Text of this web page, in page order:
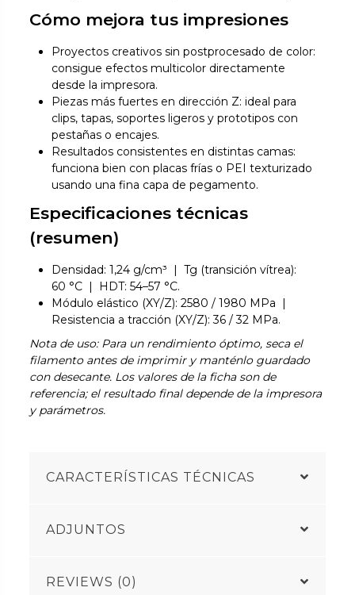
Cómo mejora tus impresiones
Proyectos creativos sin postprocesado de color:
consigue efectos multicolor directamente
desde la impresora.
Piezas más fuertes en dirección Z: ideal para
clips, tapas, soportes ligeros y prototipos con
pestañas o encajes.
Resultados consistentes en distintas camas:
funciona bien con placas frías o PEI texturizado
usando una fina capa de pegamento.
Especificaciones técnicas
(resumen)
Densidad: 1,24 g/cm³ | Tg (transición vítrea):
60 °C | HDT: 54–57 °C.
Módulo elástico (XY/Z): 2580 / 1980 MPa |
Resistencia a tracción (XY/Z): 36 / 32 MPa.
Nota de uso: Para un rendimiento óptimo, seca el
filamento antes de imprimir y manténlo guardado
con desecante. Los valores de la ficha son de
referencia; el resultado final depende de la impresora
y parámetros.
CARACTERÍSTICAS TÉCNICAS
ADJUNTOS
REVIEWS (0)